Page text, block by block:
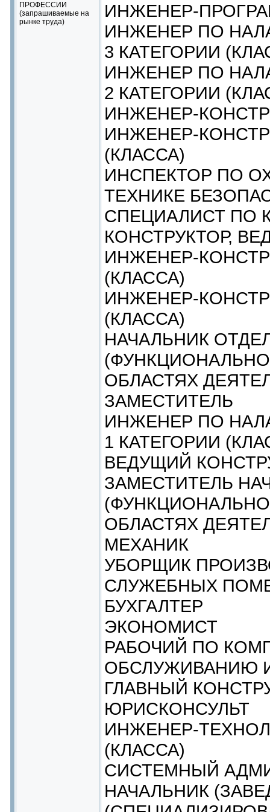
ПРОФЕССИИ
(запрашиваемые на
рынке труда)
ИНЖЕНЕР-
ИНЖЕНЕР ПО
3 КАТЕГОРИИ
ИНЖЕНЕР ПО
2 КАТЕГОРИИ
ИНЖЕНЕР-
ИНЖЕНЕР-
(КЛАССА)
ИНСПЕКТОР ПО
ТЕХНИКЕ
СПЕЦИАЛИСТ ПО
КОНСТРУКТОР,
ИНЖЕНЕР-
(КЛАССА)
ИНЖЕНЕР-
(КЛАССА)
НАЧАЛЬНИК
ОБЛАСТЯХ
ЗАМЕСТИТЕЛЬ
ИНЖЕНЕР ПО
1 КАТЕГОРИИ
ВЕДУЩИЙ
ЗАМЕСТИТЕЛЬ
ОБЛАСТЯХ
МЕХАНИК
УБОРЩИК
СЛУЖЕБНЫХ
БУХГАЛТЕР
ЭКОНОМИСТ
РАБОЧИЙ ПО
ОБСЛУЖИВАНИЮ
ГЛАВНЫЙ
ЮРИСКОНСУЛЬТ
ИНЖЕНЕР-
(КЛАССА)
СИСТЕМНЫЙ
НАЧАЛЬНИК